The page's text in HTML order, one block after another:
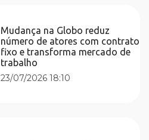
Mudança na Globo reduz
número de atores com contrato
fixo e transforma mercado de
trabalho
23/07/2026 18:10